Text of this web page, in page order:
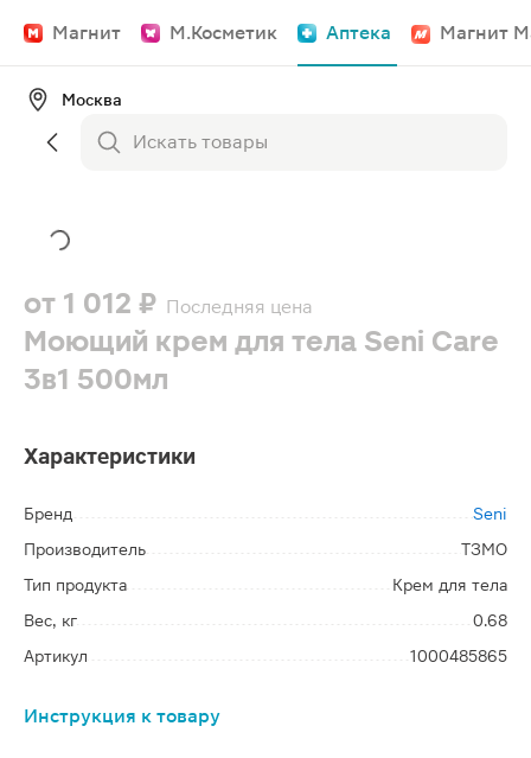
Магнит М.Косметик Аптека Магнит
Москва
от 1 012 ₽ Последняя цена
Моющий крем для тела Seni Care
3в1 500мл
Характеристики
Бренд
Seni
Производитель
ТЗМО
Тип продукта
Крем для тела
Вес, кг
0.68
Артикул
1000485865
Инструкция к товару